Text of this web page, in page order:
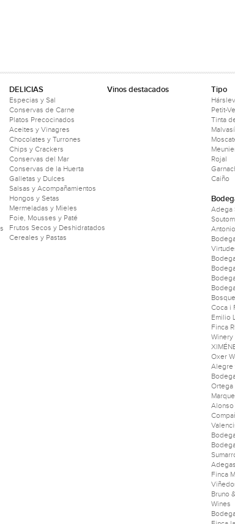
DELICIAS
Especias y Sal
Conservas de Carne
Platos Precocinados
Aceites y Vinagres
Chocolates y Turrones
Chips y Crackers
Conservas del Mar
Conservas de la Huerta
Galletas y Dulces
Salsas y Acompañamientos
Hongos y Setas
Mermeladas y Mieles
Foie, Mousses y Paté
Frutos Secos y Deshidratados
Cereales y Pastas
Vinos destacados Tipo
Petit-
Tinta
Rojal
Caiño
Adega
Coca i
Emilio
Finca
Winery
Oxer
Alegre
Ortega
Alonso
Finca
Bruno
Wines